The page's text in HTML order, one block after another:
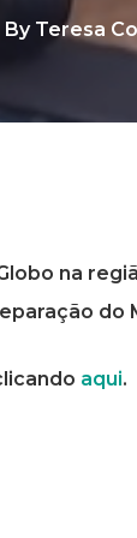
By Teresa
na
aqui.